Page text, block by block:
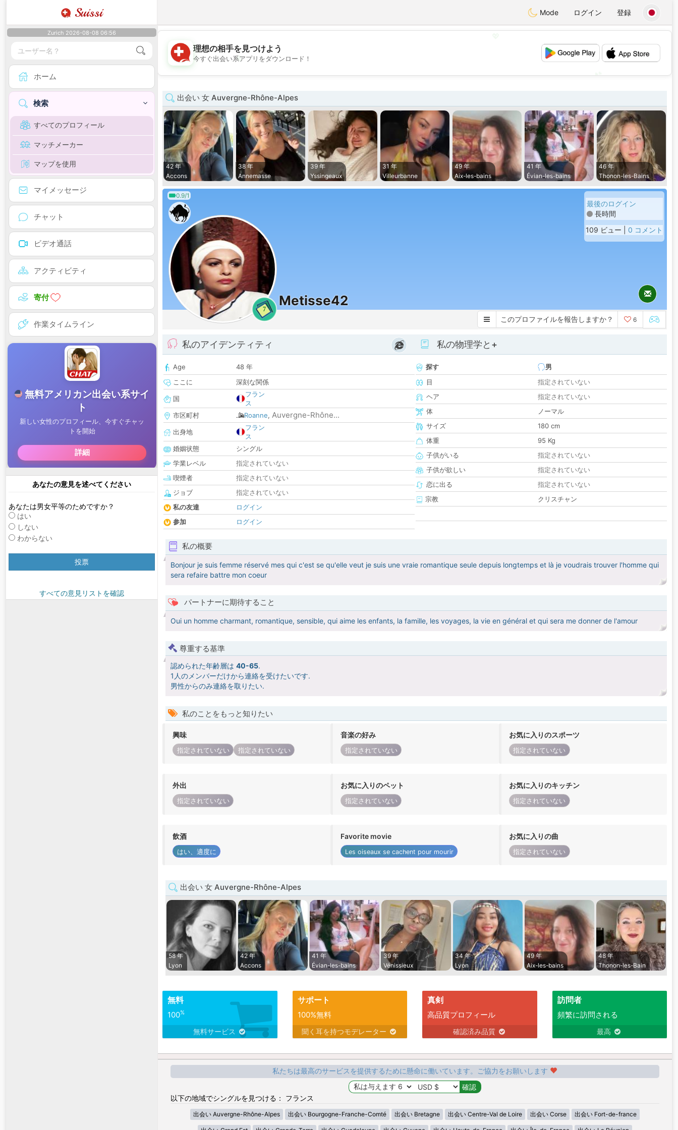
Suissi Mode ログイン 登録
Zurich 2026-08-08 06:56
ホーム
検索
すべてのプロフィール
マッチメーカー
マップを使用
マイメッセージ
チャット
ビデオ通話
アクティビティ
寄付
作業タイムライン
あなたの意見を述べてください
あなたは男女平等のためですか？
はい
しない
わからない
投票
すべての意見リストを確認
💖
💕
理想の相手を見つけよう
今すぐ出会い系アプリをダウンロード！
出会い 女 Auvergne-Rhône-Alpes
42 年
Accons
38 年
Annemasse
39 年
Yssingeaux
31 年
Villeurbanne
49 年
Aix-les-bains
41 年
Évian-les-bains
46 年
Thonon-les-Bains
0.9/1
7
Metisse42
最後のログイン
長時間
109 ビュー | 0 コメント
このプロファイルを報告しますか？ 6
私のアイデンティティ
Age
48 年
ここに
深刻な関係
国
フラン
ス
市区町村
Roanne, Auvergne-Rhône...
出身地
フラン
ス
婚姻状態
シングル
学業レベル
指定されていない
喫煙者
指定されていない
ジョブ
指定されていない
私の友達
ログイン
参加
ログイン
私の物理学と+
探す
男
目
指定されていない
ヘア
指定されていない
体
ノーマル
サイズ
180 cm
体重
95 Kg
子供がいる
指定されていない
子供が欲しい
指定されていない
恋に出る
指定されていない
宗教
クリスチャン
私の概要
Bonjour je suis femme réservé mes qui c'est se qu'elle veut je suis une vraie romantique seule depuis longtemps et là je voudrais trouver l'homme qui
sera refaire battre mon coeur
パートナーに期待すること
Oui un homme charmant, romantique, sensible, qui aime les enfants, la famille, les voyages, la vie en général et qui sera me donner de l'amour
尊重する基準
認められた年齢層は 40-65.
1人のメンバーだけから連絡を受けたいです.
男性からのみ連絡を取りたい.
私のことをもっと知りたい
興味
指定されていない 指定されていない
音楽の好み
指定されていない
お気に入りのスポーツ
指定されていない
外出
指定されていない
お気に入りのペット
指定されていない
お気に入りのキッチン
指定されていない
飲酒
はい、適度に
Favorite movie
Les oiseaux se cachent pour mourir
お気に入りの曲
指定されていない
出会い 女 Auvergne-Rhône-Alpes
58 年
Lyon
42 年
Accons
41 年
Évian-les-bains
39 年
Vénissieux
34 年
Lyon
49 年
Aix-les-bains
48 年
Thonon-les-Bain
無料
100%
無料サービス
サポート
100%無料
聞く耳を持つモデレーター
真剣
高品質プロフィール
確認済み品質
訪問者
頻繁に訪問される
最高
私たちは最高のサービスを提供するために懸命に働いています。ご協力をお願いします
以下の地域でシングルを見つける： フランス
出会い Auvergne-Rhône-Alpes 出会い Bourgogne-Franche-Comté 出会い Bretagne 出会い Centre-Val de Loire 出会い Corse 出会い Fort-de-france